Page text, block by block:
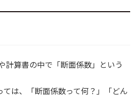
計算書の中で「断面係数」という
は、「断面係数って何？」「どん